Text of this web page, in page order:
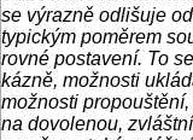
se výrazně odlišuje
typickým poměrem
rovné postavení. To
kázně, možnosti
možnosti
na dovolenou,